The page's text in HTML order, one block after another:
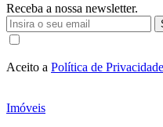
Receba a nossa newsletter.
Aceito a Política de
Imóveis